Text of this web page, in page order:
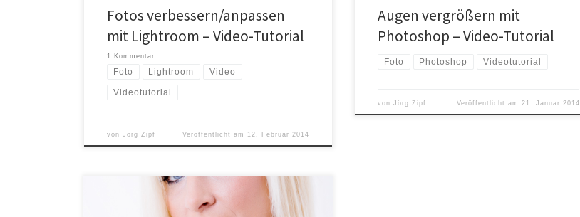
Fotos verbessern/anpassen
mit Lightroom – Video-Tutorial
1 Kommentar
Foto Lightroom Video
Videotutorial
vonJörg Zipf Veröffentlicht am 12. Februar 2014
Augen vergrößern mit
Photoshop – Video-Tutorial
Foto Photoshop Videotutorial
vonJörg Zipf Veröffentlicht am 21. Januar 2014
Wer hätte das gedacht, mein zweites Videotutorial ist